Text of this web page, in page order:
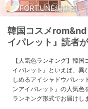
FORTUNE編集部
韓国コスメ
イパレット』読者
【人気色ランキング】韓
イパレット』といえば、異
しめるアイシャドウパレッ
ンアイパレット』の人気色
ランキング形式でお届けし